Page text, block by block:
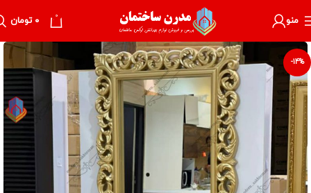
منو 0 ۰ تومان
-14%